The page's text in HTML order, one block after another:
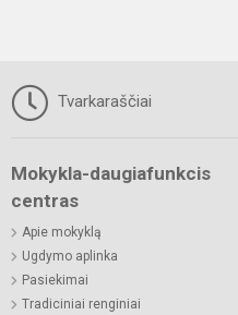
Tvarkaraščiai
Mokykla-daugiafunkcis
centras
Apie mokyklą
Ugdymo aplinka
Pasiekimai
Tradiciniai renginiai